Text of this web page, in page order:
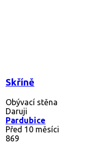
Skříně
Obývací stěna
Daruji
Pardubice
Před 10 měsíci
869